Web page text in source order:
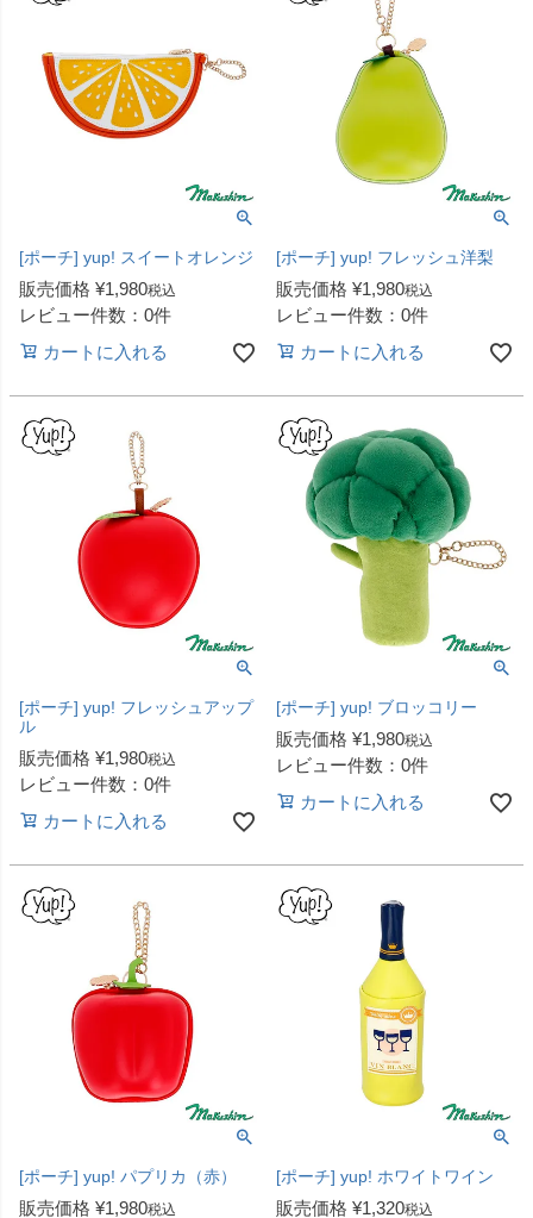
[ポーチ] yup! スイートオレンジ
販売価格 ¥1,980税込
レビュー件数：0件
カートに入れる
[ポーチ] yup! フレッシュ洋梨
販売価格 ¥1,980税込
レビュー件数：0件
カートに入れる
[ポーチ] yup! フレッシュアップ
ル
販売価格 ¥1,980税込
レビュー件数：0件
カートに入れる
[ポーチ] yup! ブロッコリー
販売価格 ¥1,980税込
レビュー件数：0件
カートに入れる
[ポーチ] yup! パプリカ（赤）
販売価格 ¥1,980税込
[ポーチ] yup! ホワイトワイン
販売価格 ¥1,320税込